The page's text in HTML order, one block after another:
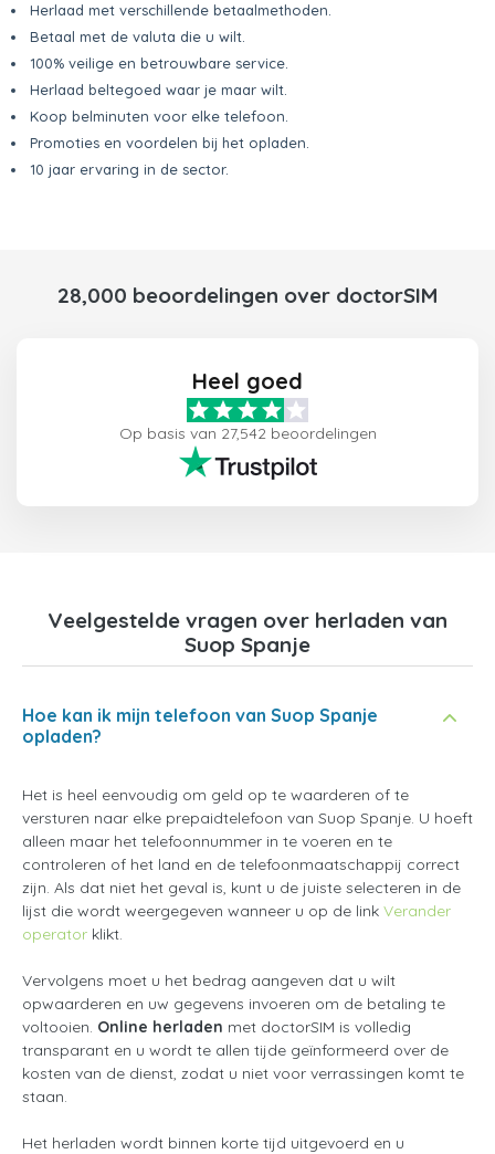
Herlaad met verschillende betaalmethoden.
Betaal met de valuta die u wilt.
100% veilige en betrouwbare service.
Herlaad beltegoed waar je maar wilt.
Koop belminuten voor elke telefoon.
Promoties en voordelen bij het opladen.
10 jaar ervaring in de sector.
28,000 beoordelingen over doctorSIM
Heel goed
Op basis van 27,542 beoordelingen
Veelgestelde vragen over herladen van
Suop Spanje
Hoe kan ik mijn telefoon van Suop Spanje
opladen?
Het is heel eenvoudig om geld op te waarderen of te
versturen naar elke prepaidtelefoon van Suop Spanje. U hoeft
alleen maar het telefoonnummer in te voeren en te
controleren of het land en de telefoonmaatschappij correct
zijn. Als dat niet het geval is, kunt u de juiste selecteren in de
lijst die wordt weergegeven wanneer u op de link Verander
operator klikt.
Vervolgens moet u het bedrag aangeven dat u wilt
opwaarderen en uw gegevens invoeren om de betaling te
voltooien. Online herladen met doctorSIM is volledig
transparant en u wordt te allen tijde geïnformeerd over de
kosten van de dienst, zodat u niet voor verrassingen komt te
staan.
Het herladen wordt binnen korte tijd uitgevoerd en u